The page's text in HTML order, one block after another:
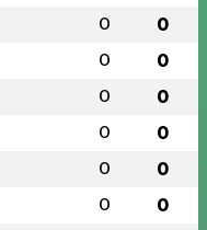
0 0
0 0
0 0
0 0
0 0
0 0